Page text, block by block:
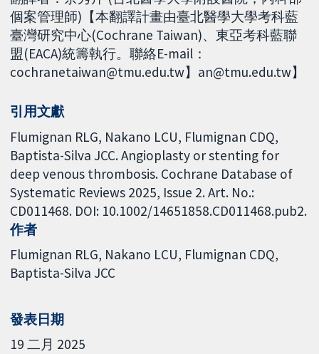
個案管理師)【本翻譯計畫由臺北醫學大學考科藍
臺灣研究中心(Cochrane Taiwan)、東亞考科藍聯
盟(EACA)統籌執行。聯絡E-mail：
cochranetaiwan@tmu.edu.tw】an@tmu.edu.tw】
引用文獻
Flumignan RLG, Nakano LCU, Flumignan CDQ,
Baptista-Silva JCC. Angioplasty or stenting for
deep venous thrombosis. Cochrane Database of
Systematic Reviews 2025, Issue 2. Art. No.:
CD011468. DOI: 10.1002/14651858.CD011468.pub2.
作者
Flumignan RLG Nakano LCU Flumignan CDQ
Baptista-Silva JCC
發表日期
19 二月 2025